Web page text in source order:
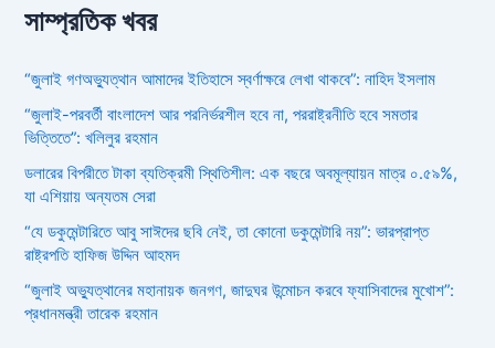
সাম্প্রতিক খবর
“জুলাই গণঅভ্যুত্থান আমাদের ইতিহাসে স্বর্ণাক্ষরে লেখা থাকবে”: নাহিদ ইসলাম
“জুলাই-পরবর্তী বাংলাদেশ আর পরনির্ভরশীল হবে না, পররাষ্ট্রনীতি হবে সমতার
ভিত্তিতে”: খলিলুর রহমান
ডলারের বিপরীতে টাকা ব্যতিক্রমী স্থিতিশীল: এক বছরে অবমূল্যায়ন মাত্র ০.৫৯%,
যা এশিয়ায় অন্যতম সেরা
“যে ডকুমেন্টারিতে আবু সাঈদের ছবি নেই, তা কোনো ডকুমেন্টারি নয়”: ভারপ্রাপ্ত
রাষ্ট্রপতি হাফিজ উদ্দিন আহমদ
“জুলাই অভ্যুত্থানের মহানায়ক জনগণ, জাদুঘর উন্মোচন করবে ফ্যাসিবাদের মুখোশ”:
প্রধানমন্ত্রী তারেক রহমান